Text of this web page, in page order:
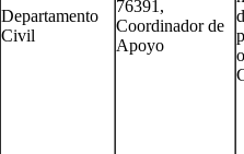
Departamento
Civil
76391,
Coordinador de
Apoyo